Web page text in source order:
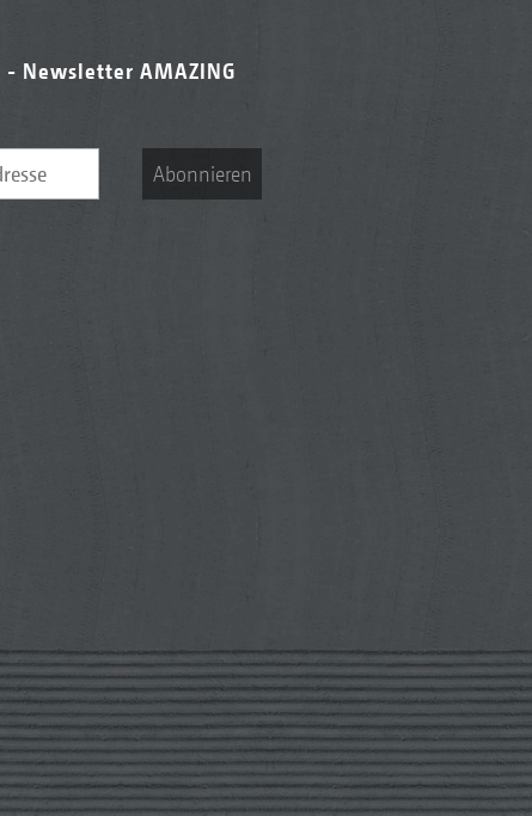
Newsletter AMAZING
Abonnieren